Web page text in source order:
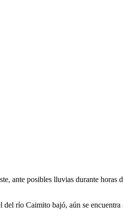
ante posibles lluvias durante horas
río Caimito bajó, aún se